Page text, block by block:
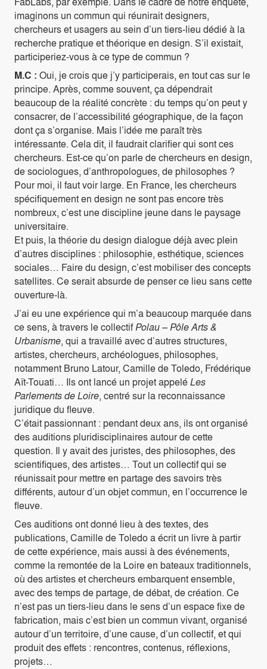
imaginons un commun qui réunirait designers,
chercheurs et usagers au sein d’un tiers-lieu dédié à la
recherche pratique et théorique en design. S’il existait,
participeriez-vous à ce type de commun ?
M.C : Oui, je crois que j’y participerais, en tout cas sur le
principe. Après, comme souvent, ça dépendrait
beaucoup de la réalité concrète : du temps qu’on peut y
consacrer, de l’accessibilité géographique, de la façon
dont ça s’organise. Mais l’idée me paraît très
intéressante. Cela dit, il faudrait clarifier qui sont ces
chercheurs. Est-ce qu’on parle de chercheurs en design,
de sociologues, d’anthropologues, de philosophes ?
Pour moi, il faut voir large. En France, les chercheurs
spécifiquement en design ne sont pas encore très
nombreux, c’est une discipline jeune dans le paysage
universitaire.
Et puis, la théorie du design dialogue déjà avec plein
d’autres disciplines : philosophie, esthétique, sciences
sociales… Faire du design, c’est mobiliser des concepts
satellites. Ce serait absurde de penser ce lieu sans cette
ouverture-là.
J’ai eu une expérience qui m’a beaucoup marquée dans
ce sens, à travers le collectifPolau – Pôle Arts &
Urbanisme, qui a travaillé avec d’autres structures,
artistes, chercheurs, archéologues, philosophes,
notamment Bruno Latour, Camille de Toledo, Frédérique
Aït-Touati… Ils ont lancé un projet appeléLes
Parlements de Loire, centré sur la reconnaissance
juridique du fleuve.
C’était passionnant : pendant deux ans, ils ont organisé
des auditions pluridisciplinaires autour de cette
question. Il y avait des juristes, des philosophes, des
scientifiques, des artistes… Tout un collectif qui se
réunissait pour mettre en partage des savoirs très
différents, autour d’un objet commun, en l’occurrence le
fleuve.
Ces auditions ont donné lieu à des textes, des
publications, Camille de Toledo a écrit un livre à partir
de cette expérience, mais aussi à des événements,
comme la remontée de la Loire en bateaux traditionnels,
où des artistes et chercheurs embarquent ensemble,
avec des temps de partage, de débat, de création. Ce
n’est pas un tiers-lieu dans le sens d’un espace fixe de
fabrication, mais c’est bien un commun vivant, organisé
autour d’un territoire, d’une cause, d’un collectif, et qui
produit des effets : rencontres, contenus, réflexions,
projets…